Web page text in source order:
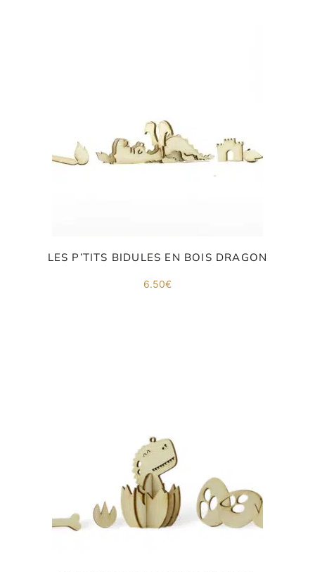
LES P’TITS BIDULES EN BOIS DRAGON
6.50€